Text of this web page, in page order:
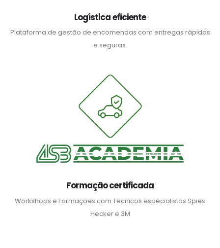
Logística eficiente
Plataforma de gestão de encomendas com entregas rápidas
e seguras.
Formação certificada
Workshops e Formações com Técnicos especialistas Spies
Hecker e 3M